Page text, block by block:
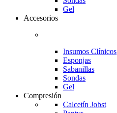
Gel
Accesorios
Insumos Clínicos
Esponjas
Sabanillas
Sondas
Gel
Compresión
Calcetín Jobst